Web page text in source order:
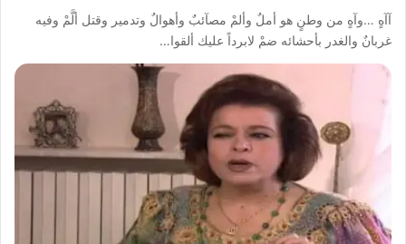
آآهٍ …وآهٍ من وطنٍ هو أملٌ وألمْ مصآئبٌ وأهوالٌ وتدمير وقتل ألَّمْ وفيه
غربانٌ والغدر بأحشائه ضمْ لابرداً عليك ألقوا…